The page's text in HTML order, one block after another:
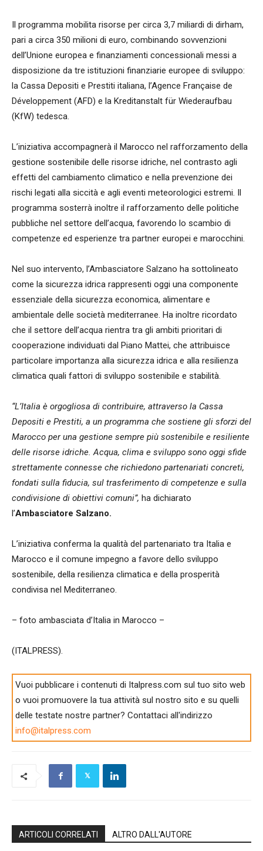
Il programma mobilita risorse per circa 3,7 miliardi di dirham,
pari a circa 350 milioni di euro, combinando sovvenzioni
dell’Unione europea e finanziamenti concessionali messi a
disposizione da tre istituzioni finanziarie europee di sviluppo:
la Cassa Depositi e Prestiti italiana, l’Agence Française de
Développement (AFD) e la Kreditanstalt für Wiederaufbau
(KfW) tedesca.
L’iniziativa accompagnerà il Marocco nel rafforzamento della
gestione sostenibile delle risorse idriche, nel contrasto agli
effetti del cambiamento climatico e nella prevenzione dei
rischi legati alla siccità e agli eventi meteorologici estremi. Il
programma sosterrà inoltre il rafforzamento delle politiche
pubbliche nel settore dell’acqua, favorendo lo scambio di
competenze ed esperienze tra partner europei e marocchini.
Nel suo intervento, l’Ambasciatore Salzano ha sottolineato
come la sicurezza idrica rappresenti oggi una componente
essenziale della sicurezza economica, alimentare e
ambientale delle società mediterranee. Ha inoltre ricordato
che il settore dell’acqua rientra tra gli ambiti prioritari di
cooperazione individuati dal Piano Mattei, che attribuisce
particolare importanza alla sicurezza idrica e alla resilienza
climatica quali fattori di sviluppo sostenibile e stabilità.
“L’Italia è orgogliosa di contribuire, attraverso la Cassa
Depositi e Prestiti, a un programma che sostiene gli sforzi del
Marocco per una gestione sempre più sostenibile e resiliente
delle risorse idriche. Acqua, clima e sviluppo sono oggi sfide
strettamente connesse che richiedono partenariati concreti,
fondati sulla fiducia, sul trasferimento di competenze e sulla
condivisione di obiettivi comuni”, ha dichiarato
l’Ambasciatore Salzano.
L’iniziativa conferma la qualità del partenariato tra Italia e
Marocco e il comune impegno a favore dello sviluppo
sostenibile, della resilienza climatica e della prosperità
condivisa nel Mediterraneo.
– foto ambasciata d’Italia in Marocco –
(ITALPRESS).
Vuoi pubblicare i contenuti di Italpress.com sul tuo sito web
o vuoi promuovere la tua attività sul nostro sito e su quelli
delle testate nostre partner? Contattaci all'indirizzo
info@italpress.com
ARTICOLI CORRELATI ALTRO DALL'AUTORE